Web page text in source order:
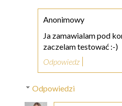
Anonimowy
Ja zamawialam pod
zaczelam testować :-)
Odpowiedz
Odpowiedzi